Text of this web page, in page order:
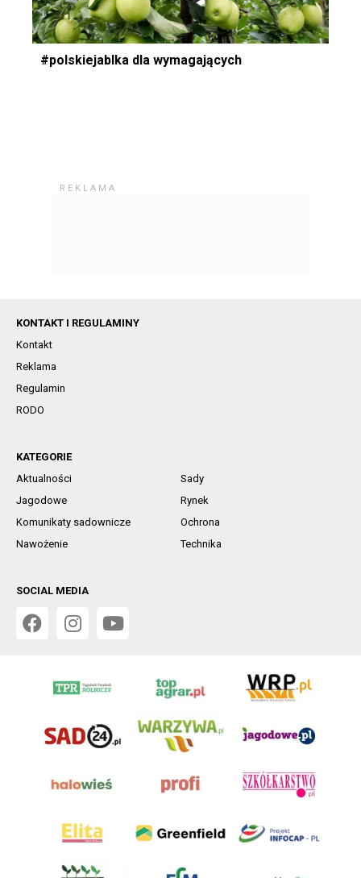
#polskiejablka dla wymagających
KONTAKT I REGULAMINY
Kontakt
Reklama
Regulamin
RODO
KATEGORIE
Aktualności
Sady
Jagodowe
Rynek
Komunikaty sadownicze
Ochrona
Nawożenie
Technika
SOCIAL MEDIA